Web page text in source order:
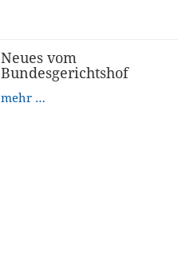
Neues vom
Bundesgerichtshof
mehr …